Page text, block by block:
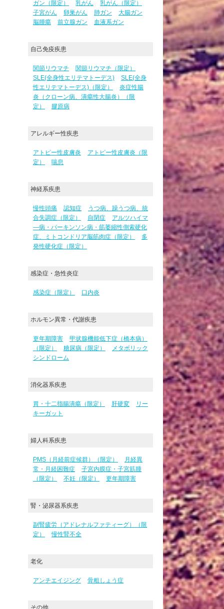
ガン（限定） 乳がん
乳がん（限定）
子宮がん
卵巣がん 肺ガン
大腸ガン
脳腫瘍
前立腺ガン 血液系ガン
自己免疫疾患
関節リウマチ
関節リウマチ（限定）
SLE(全身性エリテマトーデス)
SLE(全身
性エリテマトーデス)（限定）
炎症性腸
炎（クローン病、潰瘍性大腸炎）（限
定）
膠原病
アレルギー性疾患
アトピー性皮膚炎
アトピー性皮膚炎（限
定）
喘息
神経系疾患
慢性頭痛 認知症
うつ病、躁うつ病、統
合失調症（限定）
自閉症
アルツハイマ
―病・パーキンソン病・筋萎縮性側索硬化
症、ミトコンドリア脳筋肉症（限定）
多
発性硬化症（限定）
感染症・急性炎症
感染症（限定） 口内炎
ホルモン異常・代謝疾患
更年期障害
甲状腺機能低下症（橋本病）
（限定）
糖尿病（限定）
メタボリック
シンドローム
消化器系疾患
胃・十二指腸潰瘍（限定） 肝硬変
リー
キーガット
婦人科系疾患
PMS（月経前症候群）（限定）
月経異
常・月経困難症
子宮内膜症・子宮筋腫
（限定）
不妊（限定） 更年期障害
腎・泌尿器系疾患
副腎疲労（アドレナルファティーグ）（限
定）
慢性腎不全
老化
アンチエイジング 骨粗しょう症